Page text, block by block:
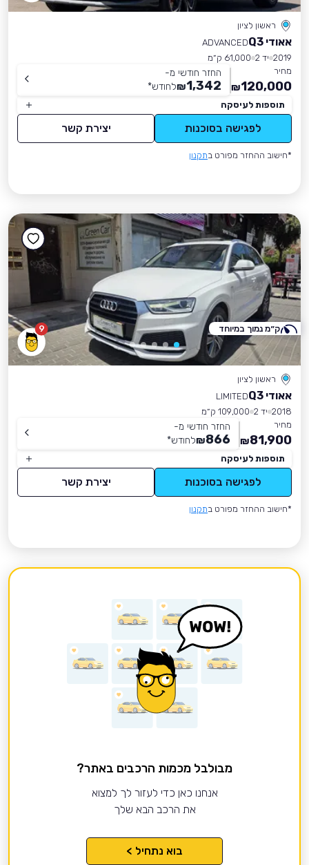
ראשון לציון
אאודי Q3
ADVANCED
2019 יד 2
61,000 ק״מ
מחיר
120,000
₪
החזר חודשי מ-
1,342
₪לחודש*
תוספות לעיסקה
לפגישה בסוכנות יצירת קשר
*חישוב ההחזר מפורט בתקנון
9
ראשון לציון
אאודי Q3
LIMITED
2018 יד 2
109,000 ק״מ
מחיר
81,900
₪
החזר חודשי מ-
866
₪לחודש*
תוספות לעיסקה
לפגישה בסוכנות יצירת קשר
*חישוב ההחזר מפורט בתקנון
ק״מ נמוך במיוחד
מבולבל מכמות הרכבים באתר?
אנחנו כאן כדי לעזור לך למצוא
את הרכב הבא שלך
בוא נתחיל >